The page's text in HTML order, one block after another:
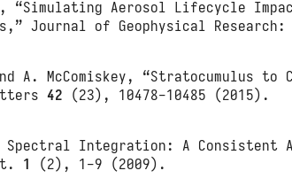
Aerosol Lifecycle
Journal of Geophysical Research:
A. McComiskey, “Stratocumulus
42 (23), 10478-10485 (2015).
Spectral Integration: A Consistent
1
(2), 1-9 (2009).